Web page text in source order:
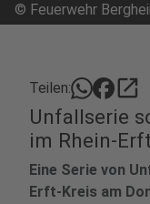
© Feuerwehr
Teilen: open_in_new
Unfallserie
im Rhein-
Eine Serie von
Erft-Kreis am